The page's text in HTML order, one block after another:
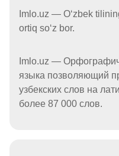
Imlo.uz — Oʻzbek
ortiq soʻz bor.
Imlo.uz —
языка позволяющий
узбекских слов на
более 87 000 слов.